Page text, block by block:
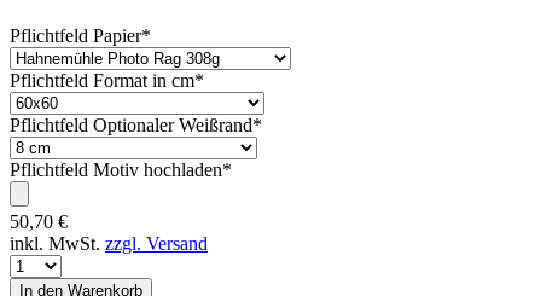
Pflichtfeld Papier*
Pflichtfeld Format in cm*
Pflichtfeld Optionaler Weißrand*
Pflichtfeld Motiv hochladen*
50,70 €
inkl. MwSt. zzgl. Versand